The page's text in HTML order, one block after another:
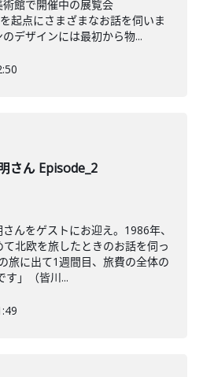
館で開催中の展覧会
起点にさまざまなお話を伺いま
デザインには最初から物...
さん Episode_2
んをゲストにお迎え。1986年、
北欧を旅したときのお話を伺っ
旅に出て1週間目、旅費の全体の
す」（皆川...